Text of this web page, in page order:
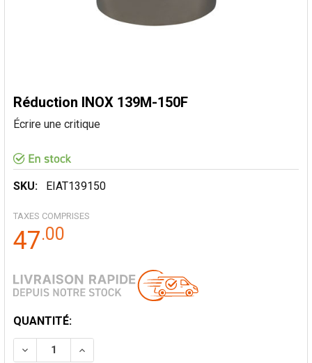
Réduction INOX 139M-150F
Écrire une critique
SKU: EIAT139150
TAXES COMPRISES
47.00
STOCK
ACTUEL:
QUANTITÉ:
DIMINUER LA QUANTITÉ DE RÉDUCTION INOX 139M-
AUGMENTER LA QUANTITÉ DE RÉDUCTION